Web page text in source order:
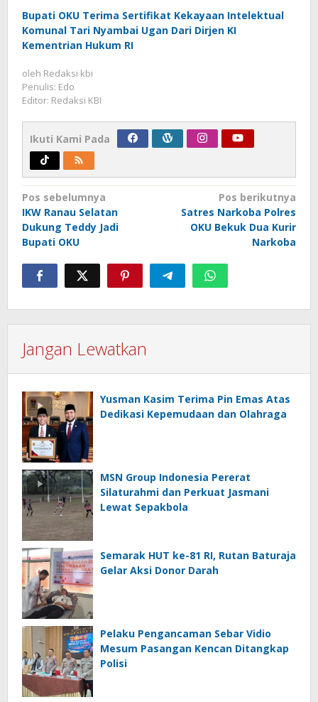
Bupati OKU Terima Sertifikat Kekayaan Intelektual
Komunal Tari Nyambai Ugan Dari Dirjen KI
Kementrian Hukum RI
oleh Redaksi kbi
Penulis: Edo
Editor: Redaksi KBI
Ikuti Kami Pada
Navigasi
pos
Pos sebelumnya
IKW Ranau Selatan
Dukung Teddy Jadi
Bupati OKU
Pos berikutnya
Satres Narkoba Polres
OKU Bekuk Dua Kurir
Narkoba
Jangan Lewatkan
Yusman Kasim Terima Pin Emas Atas
Dedikasi Kepemudaan dan Olahraga
MSN Group Indonesia Pererat
Silaturahmi dan Perkuat Jasmani
Lewat Sepakbola
Semarak HUT ke-81 RI, Rutan Baturaja
Gelar Aksi Donor Darah
Pelaku Pengancaman Sebar Vidio
Mesum Pasangan Kencan Ditangkap
Polisi